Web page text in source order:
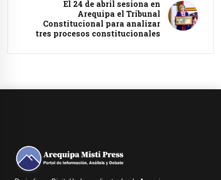
El 24 de abril sesiona en
Arequipa el Tribunal
Constitucional para analizar
tres procesos constitucionales